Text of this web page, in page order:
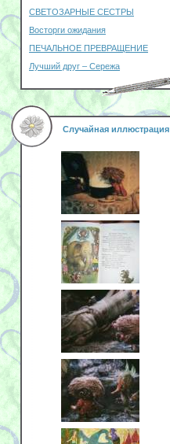
СВЕТОЗАРНЫЕ СЕСТРЫ
Восторги ожидания
ПЕЧАЛЬНОЕ ПРЕВРАЩЕНИЕ
Лучший друг – Сережа
Случайная иллюстрация